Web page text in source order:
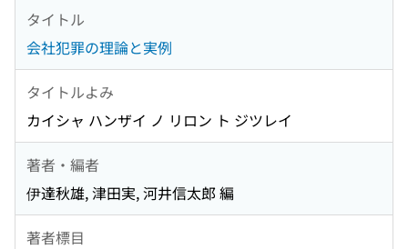
タイトル
会社犯罪の理論と実例
タイトルよみ
カイシャ ハンザイ ノ リロン ト ジツレイ
著者・編者
伊達秋雄, 津田実, 河井信太郎 編
著者標目